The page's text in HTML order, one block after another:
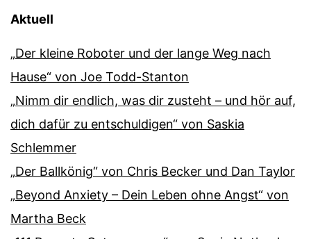
Aktuell
„Der kleine Roboter und der lange Weg nach
Hause“ von Joe Todd-Stanton
„Nimm dir endlich, was dir zusteht – und hör auf,
dich dafür zu entschuldigen“ von Saskia
Schlemmer
„Der Ballkönig“ von Chris Becker und Dan Taylor
„Beyond Anxiety – Dein Leben ohne Angst“ von
Martha Beck